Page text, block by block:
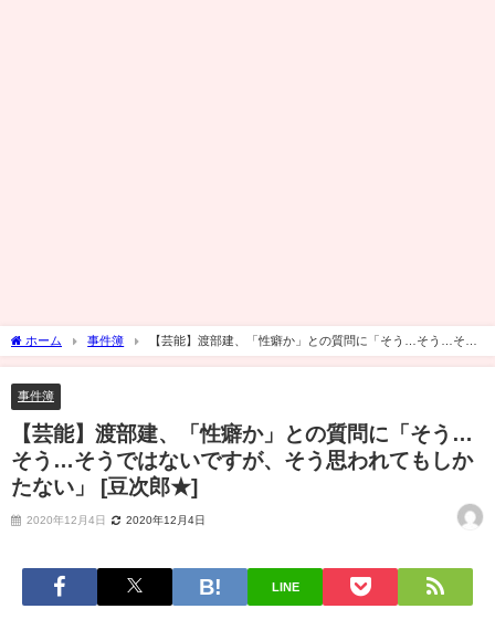
ホーム 事件簿
【芸能】渡部建、「性癖か」との質問に「そう…そう…そう
ではないですが、そう思われてもしかたない」 [豆次郎★]
事件簿
【芸能】渡部建、「性癖か」との質問に「そう…
そう…そうではないですが、そう思われてもしか
たない」 [豆次郎★]
2020年12月4日 2020年12月4日
LINE